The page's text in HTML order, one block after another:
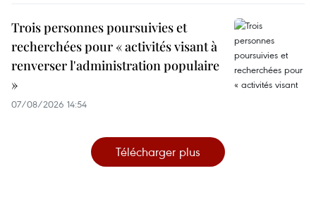
Trois personnes poursuivies et
recherchées pour « activités visant à
renverser l'administration populaire
»
07/08/2026 14:54
Télécharger plus